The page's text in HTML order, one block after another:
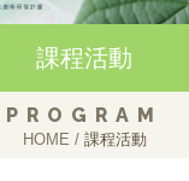
課程活動
PROGRAM
HOME 課程活動